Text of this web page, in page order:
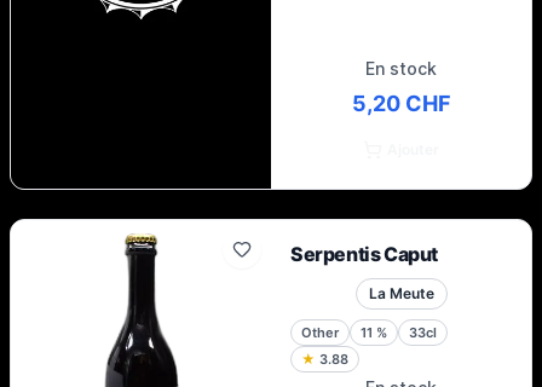
En stock
5,20 CHF
Serpentis Caput
La Meute
Other 11 %
33cl
★ 3.88